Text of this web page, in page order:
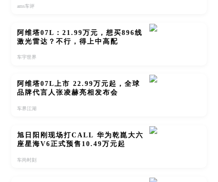
ams车评
阿维塔07L：21.99万元，想买896线
激光雷达？不行，得上中高配
车宇世界
阿维塔07L上市 22.99万元起，全球
品牌代言人张凌赫亮相发布会
车界江湖
旭日阳刚现场打CALL 华为乾崑大六
座星海V6正式预售10.49万元起
车尚时刻